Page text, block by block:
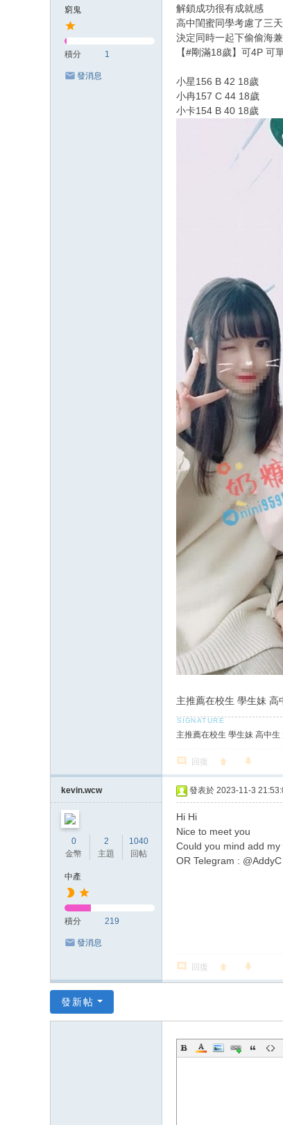
窮鬼
積分 1
發消息
解鎖成功很有成就感
高中閨蜜同學考慮了三天
決定同時一起下偷偷海
【#剛滿18歲】可4P 可
小星156 B 42 18歲
小冉157 C 44 18歲
小卡154 B 40 18歲
主推薦在校生 學生妹
主推薦在校生 學生妹 高中
回復
kevin.wcw
0
金幣
2
主題
1040
回帖
中產
積分 219
發消息
發表於 2023-11-3
Hi Hi
Nice to meet you
Could you mind add
OR Telegram : @AddyC
回復
發新帖